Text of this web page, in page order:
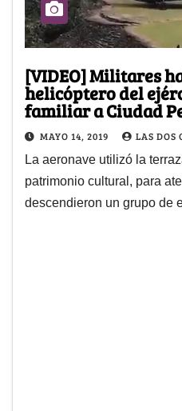
[VIDEO] Militares
helicóptero del
familiar a Ciudad
MAYO 14, 2019 LAS DOS
La aeronave utilizó la
patrimonio cultural, para
descendieron un grupo de